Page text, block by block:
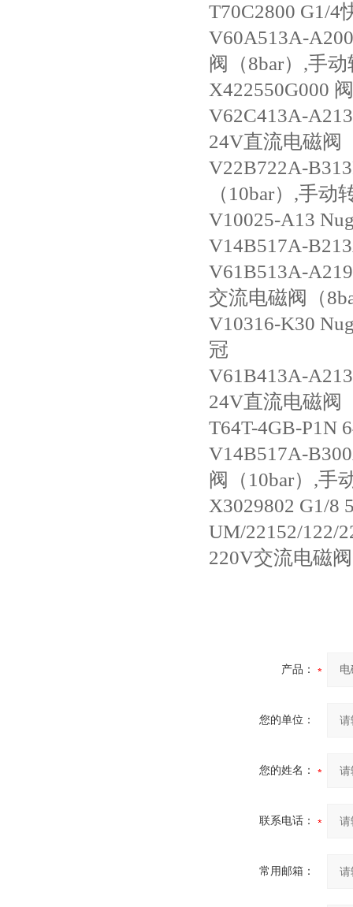
T70C2800 G1/4
V60A513A-
阀（8bar）,手
X422550G000
V62C413A-
24V直流电磁阀
V22B722A-
（10bar）,手
V10025-A13
V14B517A-
V61B513A-
交流电磁阀（
V10316-K30
冠
V61B413A-
24V直流电磁阀
T64T-4GB-P1N
V14B517A-
阀（10bar）,手
X3029802 G1/8
UM/22152/122/
220V交流电磁
产品：
您的单位：
您的姓名：
联系电话：
常用邮箱：